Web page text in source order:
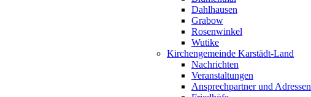
Dahlhausen
Grabow
Rosenwinkel
Wutike
Kirchengemeinde Karstädt-Land
Nachrichten
Veranstaltungen
Ansprechpartner und Adressen